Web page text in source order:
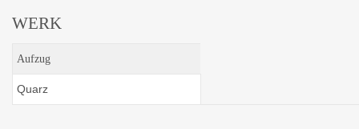
WERK
Aufzug
Quarz